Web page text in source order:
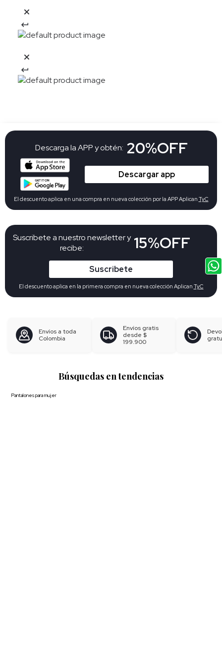
Suscribete a nuestro newsletter y
recibe:
15%OFF
Suscribete
El descuento aplica en la primera compra en nueva colección Aplican TyC
Descarga la APP y obtén: 20%OFF
Descargar app
El descuento aplica en una compra en nueva colección por la APP Aplican TyC
Envíos a toda
Colombia
Envíos gratis
desde $
199.900
Búsquedas en tendencias
Pantalones para mujer